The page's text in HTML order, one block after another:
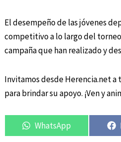
El desempeño de las jóvenes
competitivo a lo largo del
campaña que han realizado y
Invitamos desde Herencia.net
para brindar su apoyo. ¡Ven y
WhatsApp